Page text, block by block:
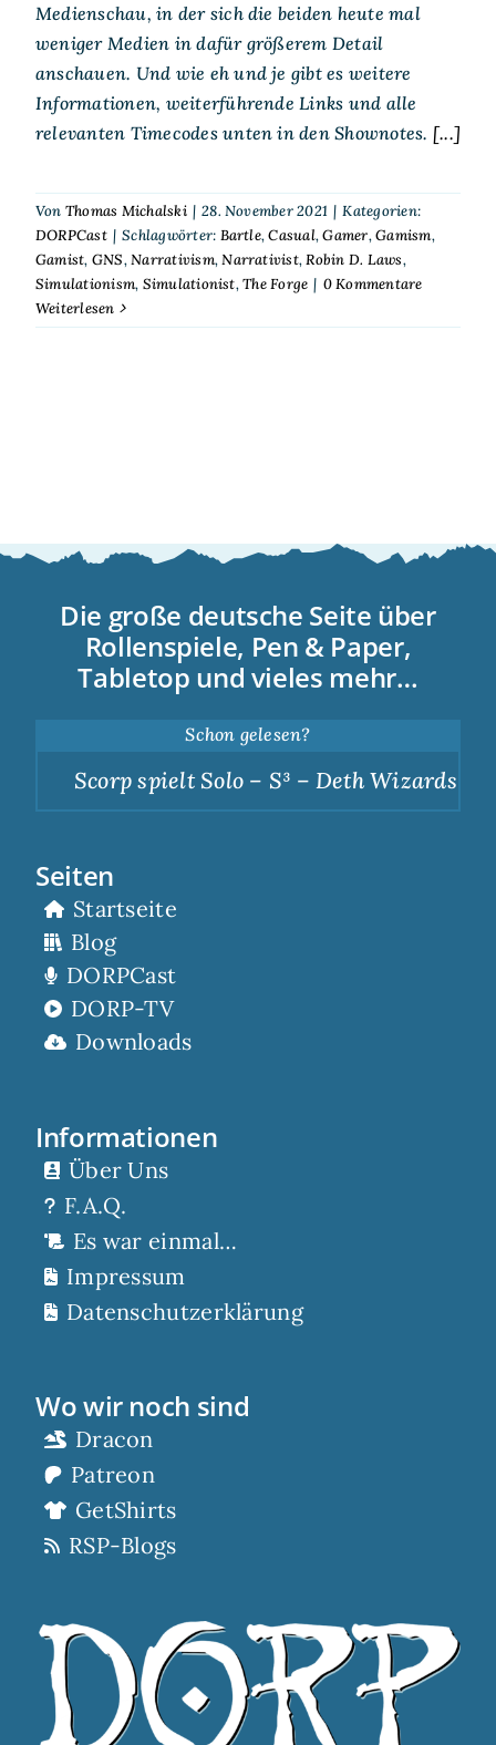
Medienschau, in der sich die beiden heute mal
weniger Medien in dafür größerem Detail
anschauen. Und wie eh und je gibt es weitere
Informationen, weiterführende Links und alle
relevanten Timecodes unten in den Shownotes. [...]
Von Thomas Michalski | 28. November 2021 | Kategorien:
DORPCast | Schlagwörter: Bartle,Casual,Gamer,Gamism,
Gamist, GNS,Narrativism,Narrativist,Robin D. Laws,
Simulationism, Simulationist,The Forge | 0 Kommentare
Weiterlesen
Die große deutsche Seite über
Rollenspiele, Pen & Paper,
Tabletop und vieles mehr…
Schon gelesen?
Scorp spielt Solo – S³ – Deth Wizards –
Seiten
Startseite
Blog
DORPCast
DORP-TV
Downloads
Informationen
Über Uns
F.A.Q.
Es war einmal…
Impressum
Datenschutzerklärung
Wo wir noch sind
Dracon
Patreon
GetShirts
RSP-Blogs